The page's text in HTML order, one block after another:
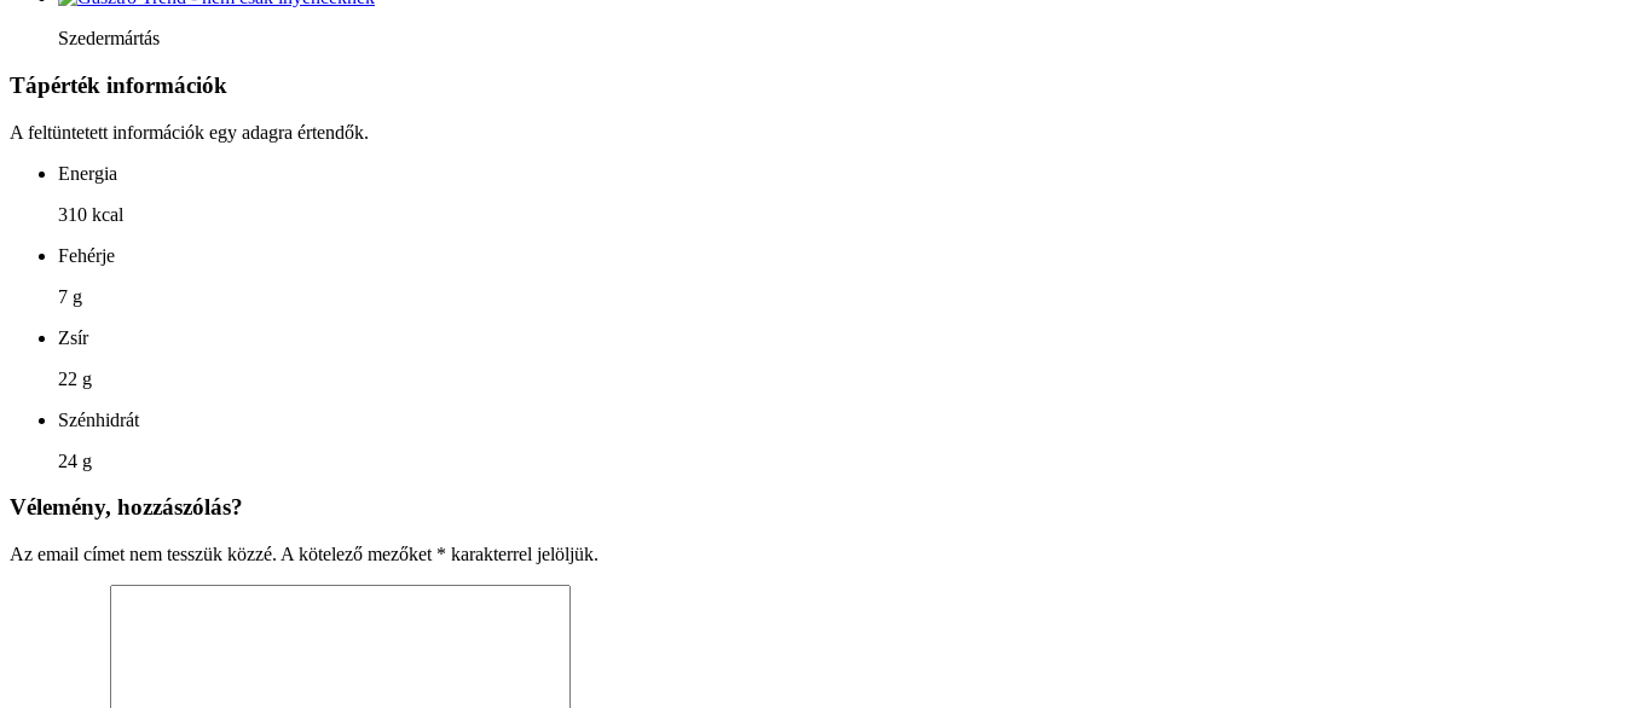
Szedermártás
Tápérték információk
A feltüntetett információk egy adagra értendők.
Energia
310 kcal
Fehérje
7 g
Zsír
22 g
Szénhidrát
24 g
Vélemény, hozzászólás?
Az email címet nem tesszük közzé. A kötelező mezőket * karakterrel jelöljük.